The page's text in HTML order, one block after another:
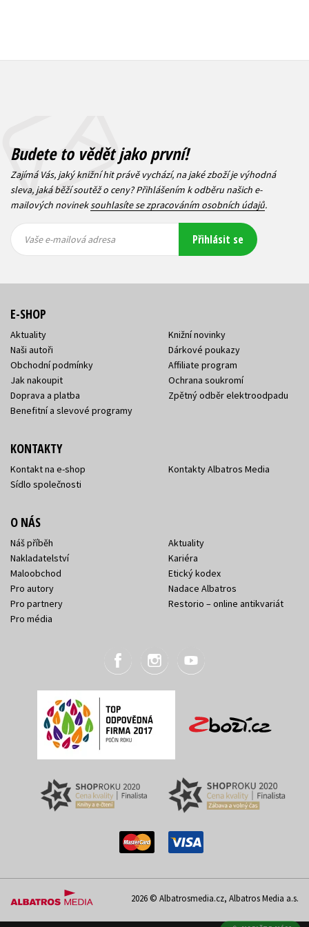
Budete to vědět jako první!
Zajímá Vás, jaký knižní hit právě vychází, na jaké zboží je výhodná
sleva, jaká běží soutěž o ceny? Přihlášením k odběru našich e-
mailových novineksouhlasíte se zpracováním osobních údajů.
mailová
mailová
Vaše e-mailová adresa Přihlásit se
E-SHOP
Aktuality
Naši autoři
Obchodní podmínky
Jak nakoupit
Doprava a platba
Benefitní a slevové programy
Knižní novinky
Dárkové poukazy
Affiliate program
Ochrana soukromí
Zpětný odběr elektroodpadu
KONTAKTY
Kontakt na e-shop
Sídlo společnosti
Kontakty Albatros Media
O NÁS
Náš příběh
Nakladatelství
Maloobchod
Pro autory
Pro partnery
Pro média
Aktuality
Kariéra
Etický kodex
Nadace Albatros
Restorio – online antikvariát
2026 © Albatrosmedia.cz, Albatros Media a.s.